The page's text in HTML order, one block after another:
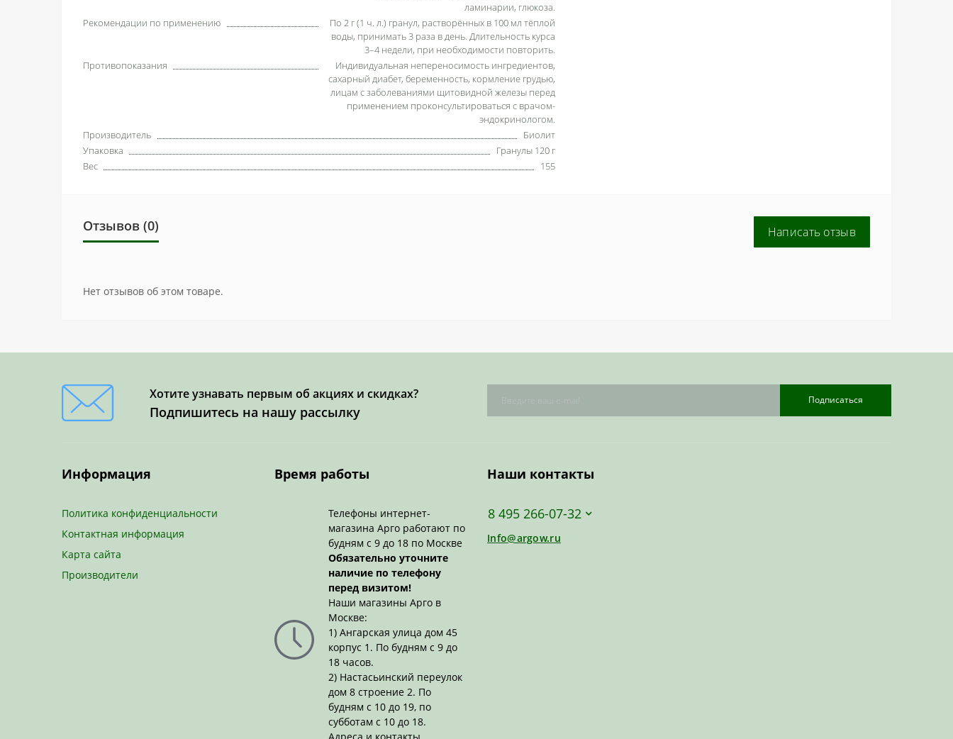
ламинарии, глюкоза.
Рекомендации по применению
По 2 г (1 ч. л.) гранул, растворённых в 100 мл тёплой
воды, принимать 3 раза в день. Длительность курса
3–4 недели, при необходимости повторить.
Противопоказания
Индивидуальная непереносимость ингредиентов,
сахарный диабет, беременность, кормление грудью,
лицам с заболеваниями щитовидной железы перед
применением проконсультироваться с врачом-
эндокринологом.
Производитель
Биолит
Упаковка
Гранулы 120 г
Вес
155
Отзывов (0) Написать отзыв
Нет отзывов об этом товаре.
Хотите узнавать первым об акциях и скидках?
Подпишитесь на нашу рассылку
Подписаться
Информация
Политика конфиденциальности
Контактная информация
Карта сайта
Производители
Время работы
Телефоны интернет-
магазина Арго работают по
будням с 9 до 18 по Москве
Обязательно уточните
наличие по телефону
перед визитом!
Наши магазины Арго в
Москве:
1) Ангарская улица дом 45
корпус 1. По будням с 9 до
18 часов.
2) Настасьинский переулок
дом 8 строение 2. По
будням с 10 до 19, по
субботам с 10 до 18.
Наши контакты
8 495 266-07-32
Info@argow.ru